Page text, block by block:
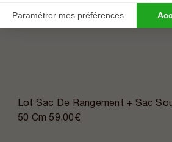
Lot Sac De Rangement + Sac
50 Cm 59,00€
Paramétrer mes préférences